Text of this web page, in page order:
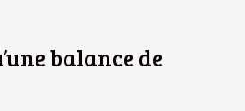
balance de